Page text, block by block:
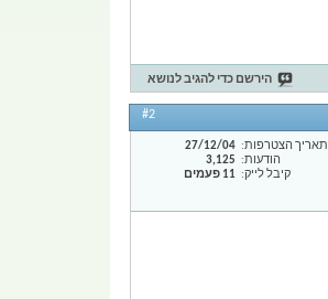
הירשם כדי להגיב לנושא
#2
תאריך הצטרפות
27/12/04
הודעות
3,125
קיבל לייק
11 פעמים